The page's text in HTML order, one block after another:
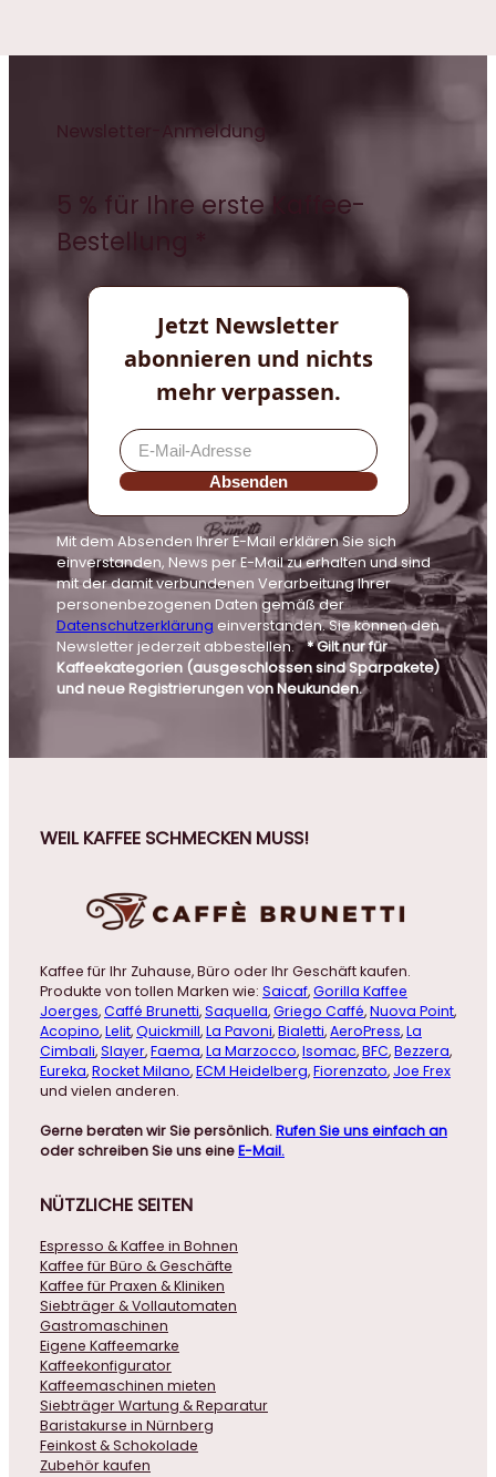
Newsletter-Anmeldung
5 % für Ihre erste Kaffee-
Bestellung *
Jetzt Newsletter
abonnieren und nichts
mehr verpassen.
Absenden
Mit dem Absenden Ihrer E-Mail erklären Sie sich
einverstanden, News per E-Mail zu erhalten und sind
mit der damit verbundenen Verarbeitung Ihrer
personenbezogenen Daten gemäß der
Datenschutzerklärung einverstanden. Sie können den
Newsletter jederzeit abbestellen.* Gilt nur für
Kaffeekategorien (ausgeschlossen sind Sparpakete)
und neue Registrierungen von Neukunden.
WEIL KAFFEE SCHMECKEN MUSS!
Kaffee für Ihr Zuhause, Büro oder Ihr Geschäft kaufen.
Produkte von tollen Marken wie: Saicaf,Gorilla Kaffee
Joerges,Caffé Brunetti,Saquella,Griego Caffé,Nuova Point,
Acopino,Lelit,Quickmill,La Pavoni,Bialetti,AeroPress,La
Cimbali,Slayer,Faema,La Marzocco,Isomac,BFC,Bezzera,
Eureka,Rocket Milano,ECM Heidelberg,Fiorenzato, Joe Frex
und vielen anderen.
Gerne beraten wir Sie persönlich.Rufen Sie uns einfach an
oder schreiben Sie uns eineE-Mail.
NÜTZLICHE SEITEN
Espresso & Kaffee in Bohnen
Kaffee für Büro & Geschäfte
Kaffee für Praxen & Kliniken
Siebträger & Vollautomaten
Gastromaschinen
Eigene Kaffeemarke
Kaffeekonfigurator
Kaffeemaschinen mieten
Siebträger Wartung & Reparatur
Baristakurse in Nürnberg
Feinkost & Schokolade
Zubehör kaufen